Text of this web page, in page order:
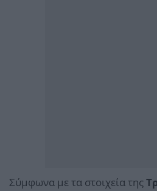
Σύμφωνα με τα στοιχεία της